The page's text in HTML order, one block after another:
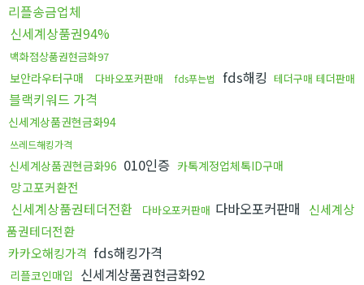
리플송금업체
신세계상품권94%
백화점상품권현금화97
보안라우터구매 다바오포커판매 fds푸는법 fds해킹 테더구매 테더판매
블랙키워드 가격
신세계상품권현금화94
쓰레드해킹가격
신세계상품권현금화96 010인증 카톡계정업체톡ID구매
망고포커환전
신세계상품권테더전환 다바오포커판매 다바오포커판매
신세계상
품권테더전환
카카오해킹가격 fds해킹가격
리플코인매입 신세계상품권현금화92